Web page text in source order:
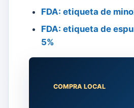
FDA: etiqueta de
FDA: etiqueta de
5%
COMPRA LOCAL